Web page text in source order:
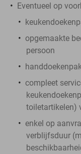
Eventueel op
opgemaakte
persoon
compleet
toiletartikelen)
enkel op
verblijfsduur